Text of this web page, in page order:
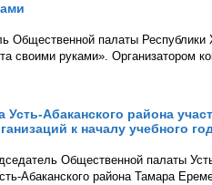
Общественной палаты
своими руками». Организатором
Усть-Абаканского района
к началу учебного
Общественной палаты
Абаканского района Тамара